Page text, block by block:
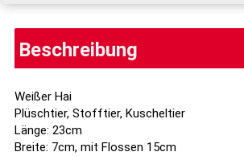
Beschreibung
Weißer Hai
Plüschtier, Stofftier, Kuscheltier
Länge: 23cm
Breite: 7cm, mit Flossen 15cm